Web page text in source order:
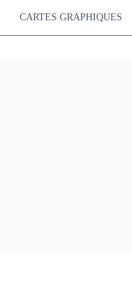
CARTES GRAPHIQUES